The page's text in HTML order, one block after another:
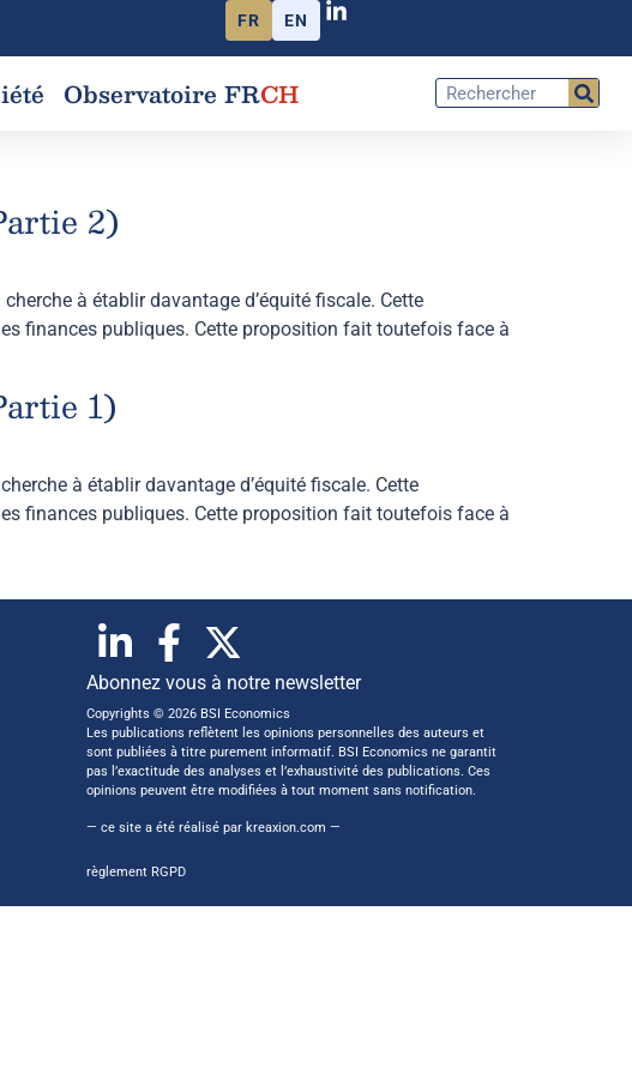
FR EN
Observatoire FRCH
2)
à établir davantage d’équité fiscale. Cette
finances publiques. Cette proposition fait toutefois face à
1)
à établir davantage d’équité fiscale. Cette
finances publiques. Cette proposition fait toutefois face à
Abonnez vous à notre newsletter
Copyrights © 2026 BSI Economics
Les publications reflètent les opinions personnelles des auteurs et
sont publiées à titre purement informatif. BSI Economics ne garantit
pas l’exactitude des analyses et l’exhaustivité des publications. Ces
opinions peuvent être modifiées à tout moment sans notification.
— ce site a été réalisé par kreaxion.com —
règlement RGPD